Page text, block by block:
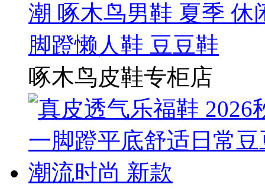
潮 啄木鸟男鞋 夏季 休
脚蹬懒人鞋 豆豆鞋
啄木鸟皮鞋专柜店